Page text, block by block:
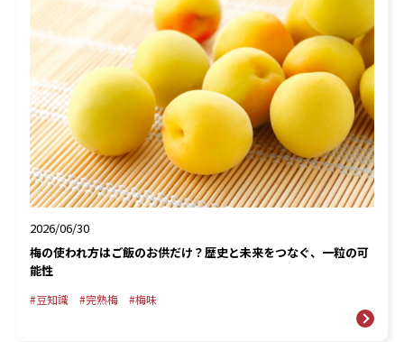
2026/06/30
梅の使われ方はご飯のお供だけ？歴史と未来をつなぐ、一粒の可
能性
豆知識 完熟梅 梅味